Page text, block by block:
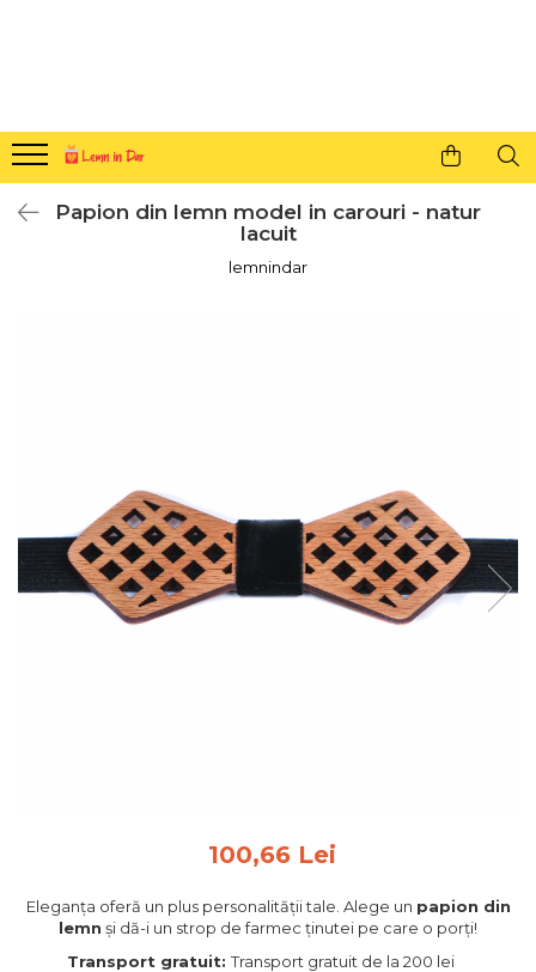
Agende din lemn
Agende 10x10
Semne de carte
Jucarii din lemn
Cercei din lemn
Feng Shui
Tablouri personalizate
Aromaterapie
Papioane din lemn
Papion din lemn model in carouri - natur
lacuit
lemnindar
100,66 Lei
Eleganța oferă un plus personalității tale. Alege un papion din
lemn și dă-i un strop de farmec ținutei pe care o porți!
Transport gratuit:Transport gratuit de la 200 lei